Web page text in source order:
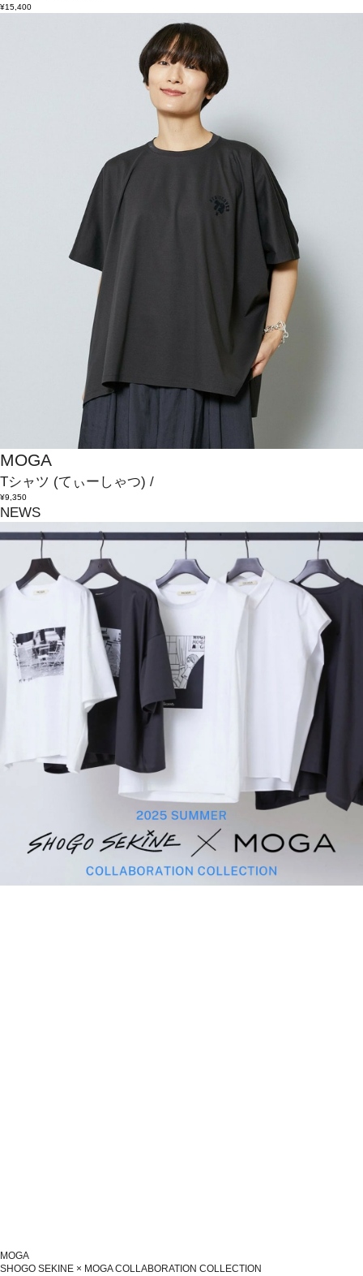
¥15,400
MOGA
Tシャツ (てぃーしゃつ) /
¥9,350
NEWS
MOGA
SHOGO SEKINE × MOGA COLLABORATION COLLECTION